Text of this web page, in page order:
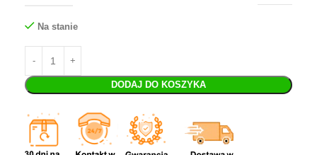
Na stanie
DODAJ DO KOSZYKA